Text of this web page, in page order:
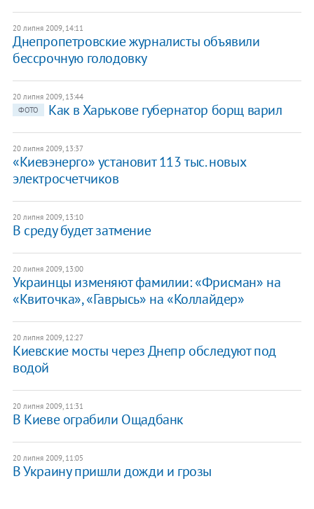
20 липня 2009, 14:11
Днепропетровские журналисты объявили
бессрочную голодовку
20 липня 2009, 13:44
ФОТО
Как в Харькове губернатор борщ варил
20 липня 2009, 13:37
«Киевэнерго» установит 113 тыс. новых
электросчетчиков
20 липня 2009, 13:10
В среду будет затмение
20 липня 2009, 13:00
Украинцы изменяют фамилии: «Фрисман» на
«Квиточка», «Гаврысь» на «Коллайдер»
20 липня 2009, 12:27
Киевские мосты через Днепр обследуют под
водой
20 липня 2009, 11:31
В Киеве ограбили Ощадбанк
20 липня 2009, 11:05
В Украину пришли дожди и грозы